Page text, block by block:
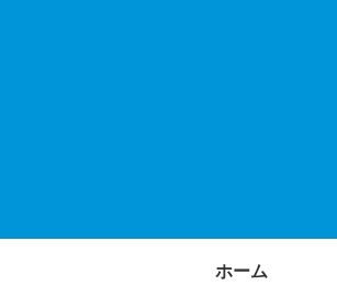
ホーム